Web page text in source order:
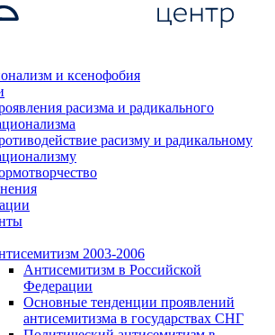
и ксенофобия
расизма и радикального
расизму и радикальному
2003-2006
Антисемитизм в Российской
Федерации
Основные тенденции проявлений
антисемитизма в государствах СНГ